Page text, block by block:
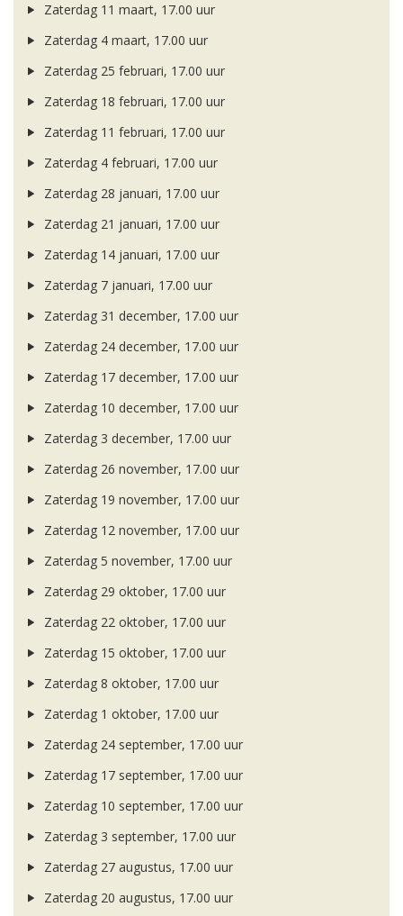
Zaterdag 11 maart, 17.00 uur
Zaterdag 4 maart, 17.00 uur
Zaterdag 25 februari, 17.00 uur
Zaterdag 18 februari, 17.00 uur
Zaterdag 11 februari, 17.00 uur
Zaterdag 4 februari, 17.00 uur
Zaterdag 28 januari, 17.00 uur
Zaterdag 21 januari, 17.00 uur
Zaterdag 14 januari, 17.00 uur
Zaterdag 7 januari, 17.00 uur
Zaterdag 31 december, 17.00 uur
Zaterdag 24 december, 17.00 uur
Zaterdag 17 december, 17.00 uur
Zaterdag 10 december, 17.00 uur
Zaterdag 3 december, 17.00 uur
Zaterdag 26 november, 17.00 uur
Zaterdag 19 november, 17.00 uur
Zaterdag 12 november, 17.00 uur
Zaterdag 5 november, 17.00 uur
Zaterdag 29 oktober, 17.00 uur
Zaterdag 22 oktober, 17.00 uur
Zaterdag 15 oktober, 17.00 uur
Zaterdag 8 oktober, 17.00 uur
Zaterdag 1 oktober, 17.00 uur
Zaterdag 24 september, 17.00 uur
Zaterdag 17 september, 17.00 uur
Zaterdag 10 september, 17.00 uur
Zaterdag 3 september, 17.00 uur
Zaterdag 27 augustus, 17.00 uur
Zaterdag 20 augustus, 17.00 uur